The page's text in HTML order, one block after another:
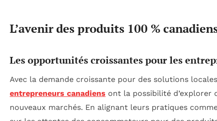
L’avenir des produits 100 %
Les opportunités croissantes pour les
Avec la demande croissante pour des solutions
entrepreneurs canadiens ont la possibilité d’explorer
nouveaux marchés. En alignant leurs pratiques